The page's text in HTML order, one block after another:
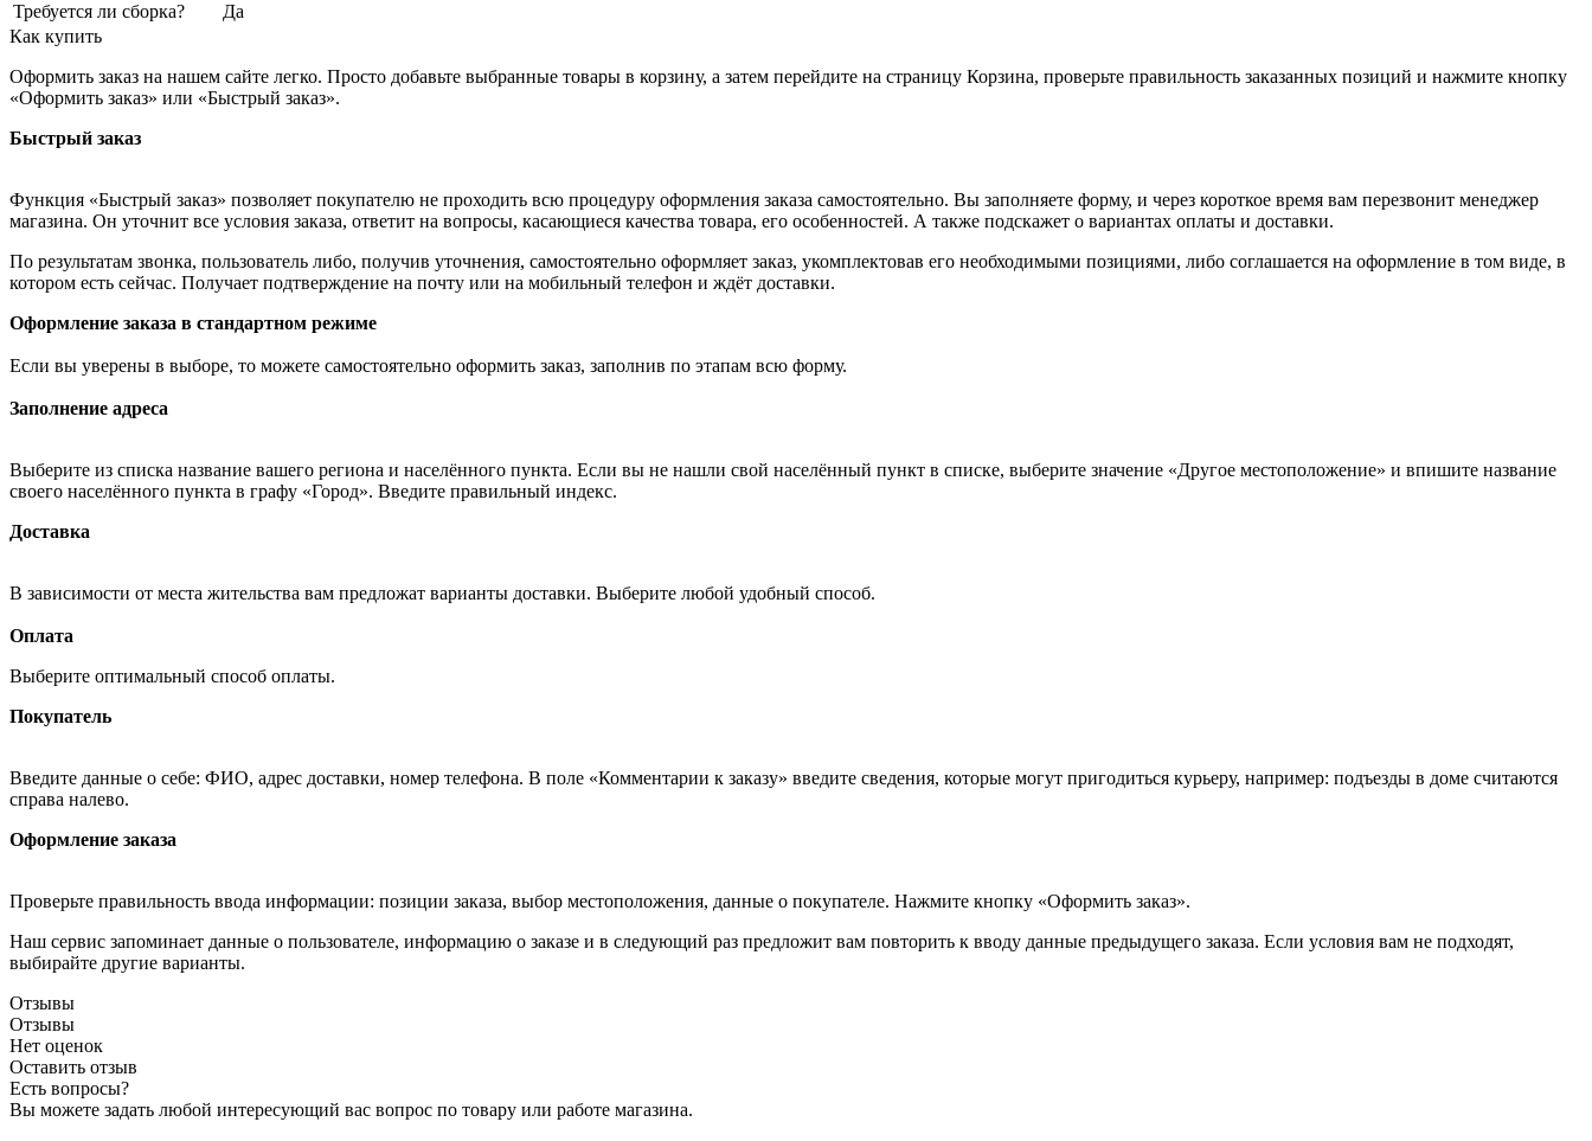
Требуется ли сборка?
Да
Как купить
Оформить заказ на нашем сайте легко. Просто добавьте выбранные товары в корзину, а затем перейдите на страницу Корзина, проверьте правильность заказанных позиций и нажмите кнопку
«Оформить заказ» или «Быстрый заказ».
Быстрый заказ
Функция «Быстрый заказ» позволяет покупателю не проходить всю процедуру оформления заказа самостоятельно. Вы заполняете форму, и через короткое время вам перезвонит менеджер
магазина. Он уточнит все условия заказа, ответит на вопросы, касающиеся качества товара, его особенностей. А также подскажет о вариантах оплаты и доставки.
По результатам звонка, пользователь либо, получив уточнения, самостоятельно оформляет заказ, укомплектовав его необходимыми позициями, либо соглашается на оформление в том виде, в
котором есть сейчас. Получает подтверждение на почту или на мобильный телефон и ждёт доставки.
Оформление заказа в стандартном режиме
Если вы уверены в выборе, то можете самостоятельно оформить заказ, заполнив по этапам всю форму.
Заполнение адреса
Выберите из списка название вашего региона и населённого пункта. Если вы не нашли свой населённый пункт в списке, выберите значение «Другое местоположение» и впишите название
своего населённого пункта в графу «Город». Введите правильный индекс.
Доставка
В зависимости от места жительства вам предложат варианты доставки. Выберите любой удобный способ.
Оплата
Выберите оптимальный способ оплаты.
Покупатель
Введите данные о себе: ФИО, адрес доставки, номер телефона. В поле «Комментарии к заказу» введите сведения, которые могут пригодиться курьеру, например: подъезды в доме считаются
справа налево.
Оформление заказа
Проверьте правильность ввода информации: позиции заказа, выбор местоположения, данные о покупателе. Нажмите кнопку «Оформить заказ».
Наш сервис запоминает данные о пользователе, информацию о заказе и в следующий раз предложит вам повторить к вводу данные предыдущего заказа. Если условия вам не подходят,
выбирайте другие варианты.
Отзывы
Отзывы
Нет оценок
Оставить отзыв
Есть вопросы?
Вы можете задать любой интересующий вас вопрос по товару или работе магазина.